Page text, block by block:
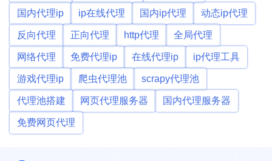
国内代理ip ip在线代理 国内ip代理 动态ip代理
反向代理 正向代理 http代理 全局代理
网络代理 免费代理ip 在线代理ip ip代理工具
游戏代理ip 爬虫代理池 scrapy代理池
代理池搭建 网页代理服务器 国内代理服务器
免费网页代理